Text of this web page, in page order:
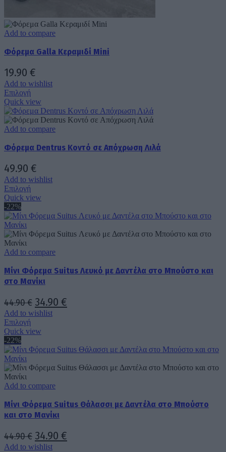
Add to compare
Φόρεμα Galla Κεραμιδί Mini
19.90 €
Add to wishlist
Επιλογή
το
προϊόν
έχει
πολλαπλές
Οι
μπορούν
να
επιλεγούν
στη
σελίδα
προϊόντος
Quick view
Add to compare
Φόρεμα Dentrus Κοντό σε Απόχρωση Λιλά
49.90 €
Add to wishlist
Επιλογή
το
έχει
παραλλαγές.
επιλογές
να
επιλεγούν
στη
σελίδα
του
προϊόντος
Quick view
-22%
Add to compare
Μίνι Φόρεμα Suitus Λευκό με Δαντέλα στο Μπούστο και
στο Μανίκι
44.90€ Original
price
was:
34.90 €
34.90 €.
Add to wishlist
Επιλογή
το
έχει
παραλλαγές.
επιλογές
να
επιλεγούν
στη
σελίδα
του
προϊόντος
Quick view
-22%
Add to compare
Μίνι Φόρεμα Suitus Θάλασσι με Δαντέλα στο Μπούστο
και στο Μανίκι
44.90€ Original
price
34.90 €
Add to wishlist